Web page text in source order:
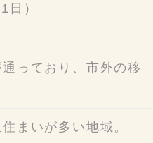
）
っており、市外の移
まいが多い地域。